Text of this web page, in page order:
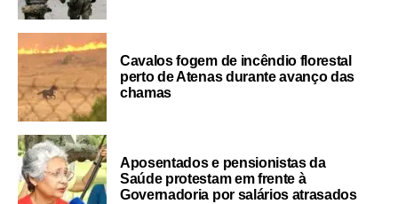
Cavalos fogem de incêndio florestal
perto de Atenas durante avanço das
chamas
Aposentados e pensionistas da
Saúde protestam em frente à
Governadoria por salários atrasados